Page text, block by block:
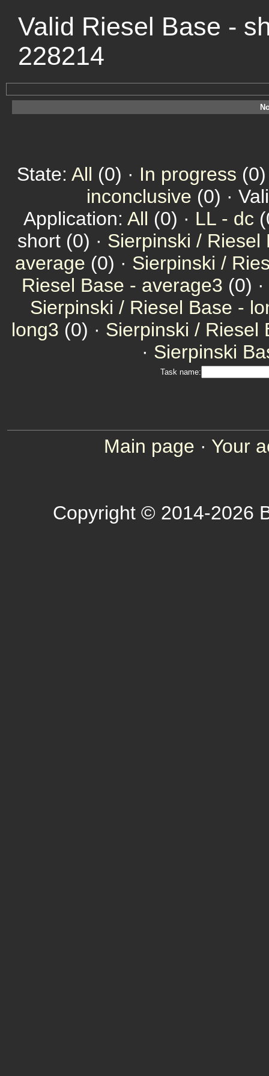
Valid Riesel Base -
228214
State: All (0) · In progress
inconclusive (0) ·
Application: All (0) · LL - dc
short (0) · Sierpinski / Riesel
average (0) · Sierpinski /
Riesel Base - average3 (0) ·
Sierpinski / Riesel Base -
long3 (0) · Sierpinski / Riesel
· Sierpinski
Task name:
Main page · Your
Copyright © 2014-2026